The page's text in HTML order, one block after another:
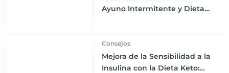
Ayuno Intermitente y Dieta
Consejos
Mejora de la Sensibilidad a la
Insulina con la Dieta Keto: